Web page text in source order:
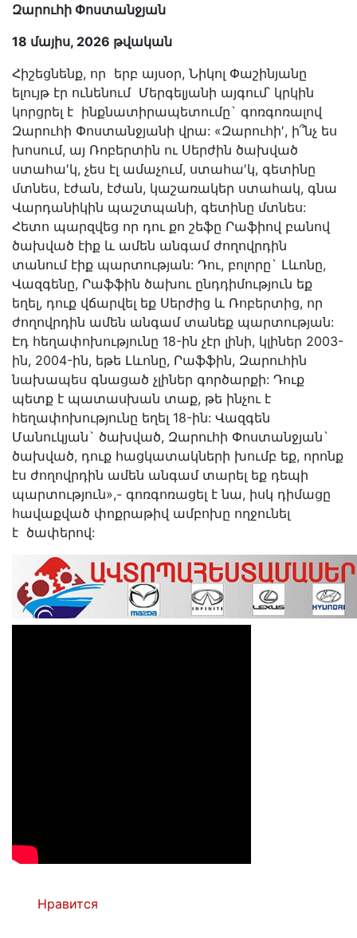
Զարուհի Փոստանջյան
18 մայիս, 2026 թվական
Հիշեցնենք, որ երբ այսօր, Նիկոլ Փաշինյանը
ելույթ էր ունենում Մերգելյանի այգում՝ կրկին
կորցրել է ինքնատիրապետումը` գոռգոռալով
Զարուհի Փոստանջյանի վրա: «Զարուհի′, ի՞նչ ես
խոսում, այ Ռոբերտին ու Սերժին ծախված
ստահա′կ, չես էլ ամաչում, ստահա′կ, գետինը
մտնես, էժան, էժան, կաշառակեր ստահակ, գնա
Վարդանիկին պաշտպանի, գետինը մտնես:
Հետո պարզվեց որ դու քո շեֆը Րաֆիով բանով
ծախված էիք և ամեն անգամ ժողովրդին
տանում էիք պարտության: Դու, բոլորը` Լևոնը,
Վազգենը, Րաֆֆին ծախու ընդդիմություն եք
եղել, դուք վճարվել եք Սերժից և Ռոբերտից, որ
ժողովրդին ամեն անգամ տանեք պարտության:
Էդ հեղափոխությունը 18-ին չէր լինի, կլիներ 2003-
ին, 2004-ին, եթե Լևոնը, Րաֆֆին, Զարուհին
նախապես գնացած չլիներ գործարքի: Դուք
պետք է պատասխան տաք, թե ինչու է
հեղափոխությունը եղել 18-ին: Վազգեն
Մանուկյան` ծախված, Զարուհի Փոստանջյան`
ծախված, դուք հացկատակների խումբ եք, որոնք
էս ժողովրդին ամեն անգամ տարել եք դեպի
պարտություն»,- գոռգոռացել է նա, իսկ դիմացը
հավաքված փոքրաթիվ ամբոխը ողջունել
է ծափերով:
Нравится